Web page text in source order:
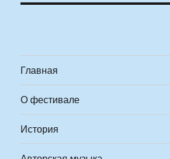
Главная
О фестивале
История